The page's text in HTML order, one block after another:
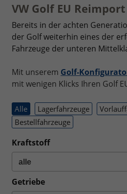
VW Golf EU Reimport
Bereits in der achten
der Golf weiterhin eines der
Fahrzeuge der unteren
Mit unserem Golf-
mit wenigen Klicks Ihren Golf
Alle Lagerfahrzeuge
Bestellfahrzeuge
Kraftstoff
Getriebe